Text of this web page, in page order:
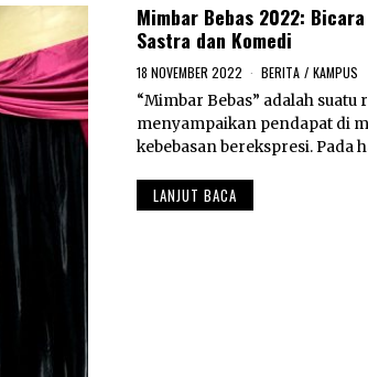
Mimbar Bebas 2022:
Sastra dan Komedi
18 NOVEMBER 2022
N
O
V
M
E
BERITA / KAMPUS
“Mimbar Bebas” adalah
menyampaikan pendapat di
kebebasan berekspresi. Pada
LANJUT BACA